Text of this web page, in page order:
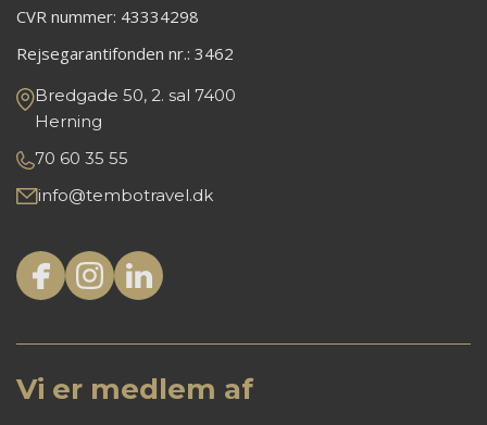
CVR nummer: 43334298
Rejsegarantifonden nr.: 3462
Bredgade 50, 2. sal 7400
Herning
70 60 35 55
info@tembotravel.dk
Vi er medlem af